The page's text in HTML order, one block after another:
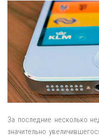
За последние несколько
значительно